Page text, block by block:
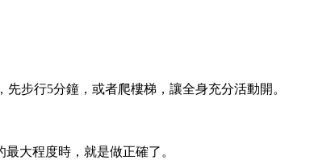
步行5分鐘，或者爬樓梯，讓全身充分活動開。
大程度時，就是做正確了。